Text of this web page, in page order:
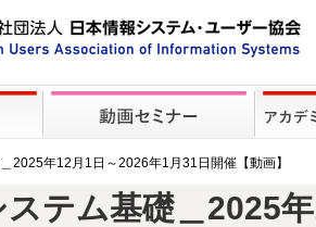
2025年12月1日～2026年1月31日開催【動画】
テム基礎＿2025